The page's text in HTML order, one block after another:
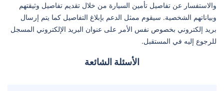
والاستفسار عن تفاصيل تأمين السيارة من خلال تقديم تفاصيل وثيقتهم
وبياناتهم الشخصية. سيقوم ممثل الدعم بإبلاغ التفاصيل كما يتم إرسال
بريد إلكتروني بخصوص نفس الأمر على عنوان البريد الإلكتروني المسجل
للرجوع إليه في المستقبل.
الأسئلة الشائعة